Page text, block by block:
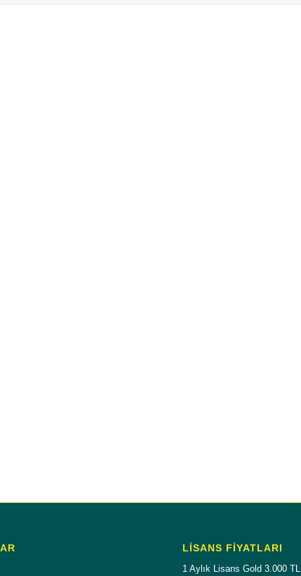
LISANS FIYATLARI
1 Aylık Lisans Gold 3.000 TL